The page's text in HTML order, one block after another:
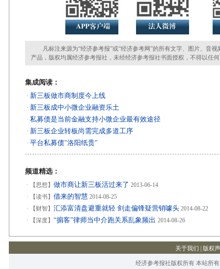
凡标注来源为“经济参考报”或“经济参考网”的所有文字、图片、音视
产品，版权均属经济参考报社，未经经济参考报社书面授权，不得以任
集成阅读：
· 新三板做市商制度今上线
· 新三板成中小微企业融资乐土
· 私募债是当前金融支持小微企业最有效途径
· 新三板企业转板尚需完成多道工序
· 平台私募债"洛阳纸贵"
频道精选：
· 【思想】 做市商让新三板活过来了 2013-06-14
·
【读书】 借来的智慧 2014-08-25
·
【财智】 汇添富清盘避重就轻 剑走偏锋疑营销噱头 2014-08-22
·
【深度】 “掮客”律师当中介跑关系乱象频出 2014-08-26
关于我们 版权
经济参考报社版权所有 本站所